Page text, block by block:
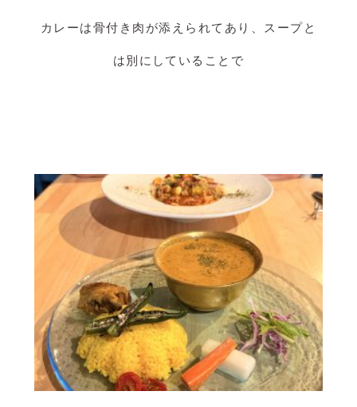
カレーは骨付き肉が添えられてあり、スープと
は別にしていることで